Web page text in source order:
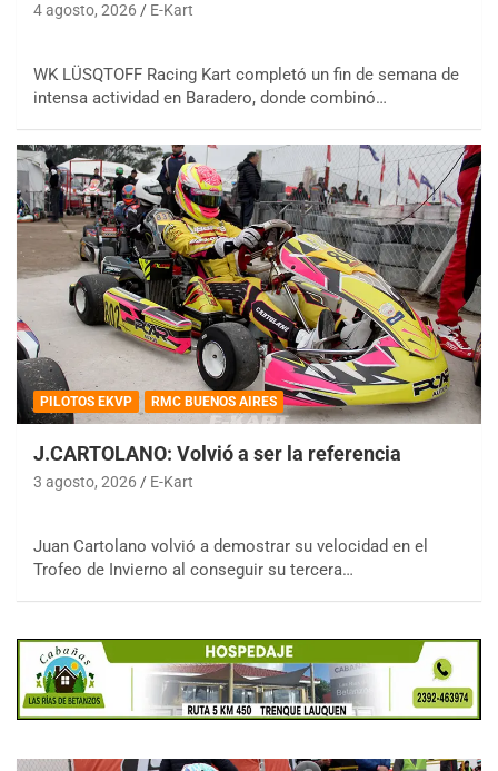
4 agosto, 2026 E-Kart
WK LÜSQTOFF Racing Kart completó un fin de semana de
intensa actividad en Baradero, donde combinó…
PILOTOS EKVP RMC BUENOS AIRES
J.CARTOLANO: Volvió a ser la referencia
3 agosto, 2026 E-Kart
Juan Cartolano volvió a demostrar su velocidad en el
Trofeo de Invierno al conseguir su tercera…